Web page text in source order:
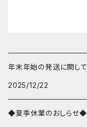
年末年始の発送に関して
2025/12/22
◆夏季休業のおしらせ◆